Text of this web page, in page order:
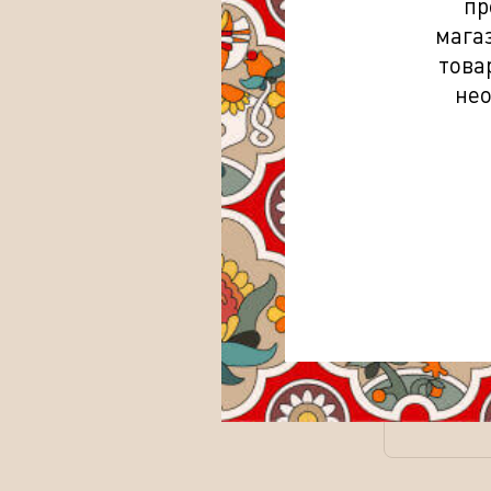
3 899.00
4 977.70